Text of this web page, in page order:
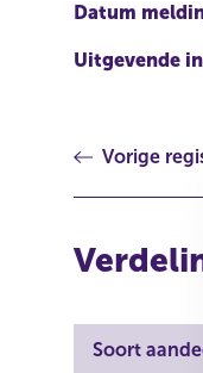
Datum
Uitgevende
Vorige
Soort